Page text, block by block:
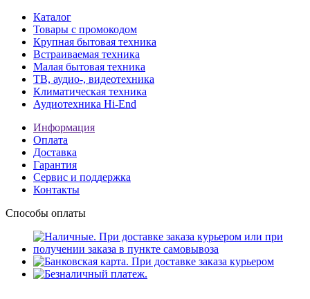
Каталог
Товары с промокодом
Крупная бытовая техника
Встраиваемая техника
Малая бытовая техника
ТВ, аудио-, видеотехника
Климатическая техника
Аудиотехника Hi-End
Информация
Оплата
Доставка
Гарантия
Сервис и поддержка
Контакты
Способы оплаты